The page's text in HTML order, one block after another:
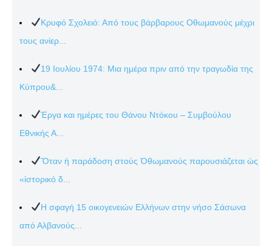
Κρυφό Σχολειό: Από τους βάρβαρους Οθωμανούς μέχρι
τους ανίερ...
19 Ιουλίου 1974: Μια ημέρα πριν από την τραγωδία της
Κύπρου&...
Έργα και ημέρες του Θάνου Ντόκου – Συμβούλου
Εθνικής Α...
Ὅταν ἡ παράδοση στούς Ὀθωμανούς παρουσιάζεται ὡς
«ἱστορικό δ...
Η σφαγή 15 οικογενειών Ελλήνων στην νήσο Σάσωνα
από Αλβανούς...